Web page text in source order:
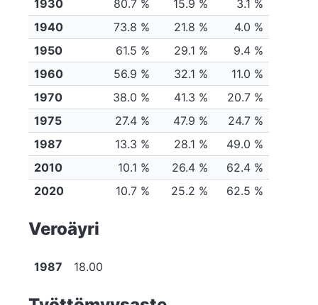
1930 80.7 % 15.9 %
3.1 %
1940
73.8 % 21.8 %
4.0 %
1950
61.5 % 29.1 %
9.4 %
1960
56.9 % 32.1 %
11.0 %
1970
38.0 % 41.3 %
20.7 %
1975
27.4 % 47.9 %
24.7 %
1987
13.3 % 28.1 %
49.0 %
2010
10.1 % 26.4 %
62.4 %
2020
10.7 % 25.2 % 62.5 %
Veroäyri
1987 18.00